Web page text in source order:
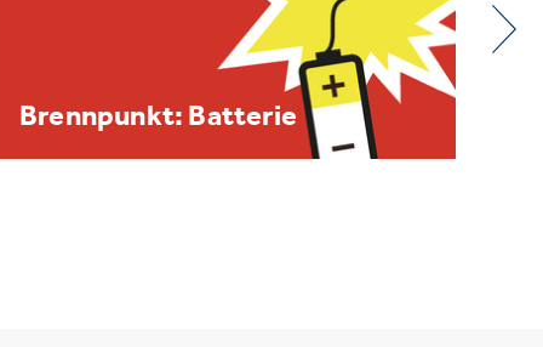
BDE/VOEB-Europaspiegel
Dezember 2025